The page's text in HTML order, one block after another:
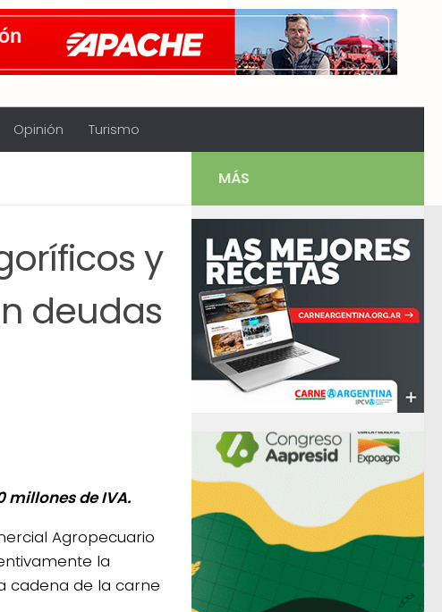
Opinión Turismo
y
deudas
millones de IVA.
Agropecuario
la
cadena de la carne
MÁS